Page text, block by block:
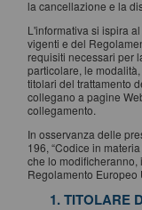
la cancellazione e la
L'informativa si ispira
vigenti e del
requisiti necessari per
particolare, le
titolari del trattamento
collegano a pagine
collegamento.
In osservanza delle
196, “Codice in
che lo modificheranno,
Regolamento
1. TITOLARE